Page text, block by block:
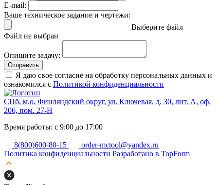
E-mail:
Ваше техническое задание и чертежи:
Выберите файл
Файл не выбран
Опишите задачу:
Отправить
Я даю свое согласие на обработку персональных данных и
ознакомился с Политикой конфиденциальности
СПб, м.о. Финляндский округ, ул. Ключевая, д. 30, лит. А, оф.
206, пом. 27-Н
Время работы: с 9:00 до 17:00
8(800)600-80-15
order-mctool@yandex.ru
Политика конфиденциальности Разработано в TopForm